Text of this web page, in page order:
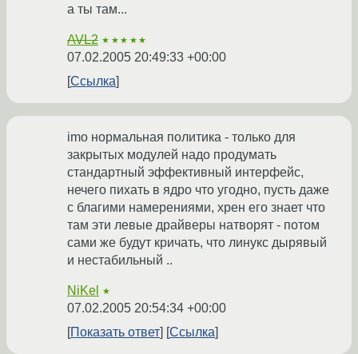
а ты там...
AVL2 ★★★★★
07.02.2005 20:49:33 +00:00
Ссылка
imo нормальная политика - только для
закрытых модулей надо продумать
стандартный эффективный интерфейс,
нечего пихать в ядро что угодно, пусть даже
с благими намерениями, хрен его знает что
там эти левые драйверы натворят - потом
сами же будут кричать, что линукс дырявый
и нестабильный ..
NiKel ★
07.02.2005 20:54:34 +00:00
Показать ответ
Ссылка